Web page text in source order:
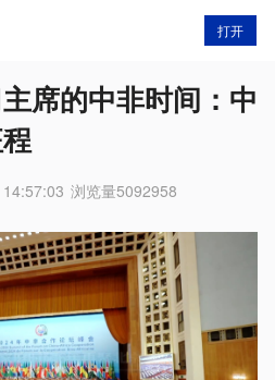
打开
席的中非时间：中
浏览量5092958